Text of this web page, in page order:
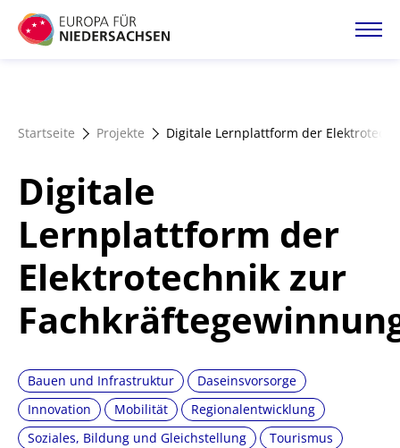
Direkt
zum
Förderangebote
Magazin
Startseite Projekte Digitale Lernplattform der
Digitale
Lernplattform der
Elektrotechnik zur
Bauen und Infrastruktur
Daseinsvorsorge
Innovation
Mobilität
Regionalentwicklung
Soziales, Bildung und Gleichstellung
Tourismus